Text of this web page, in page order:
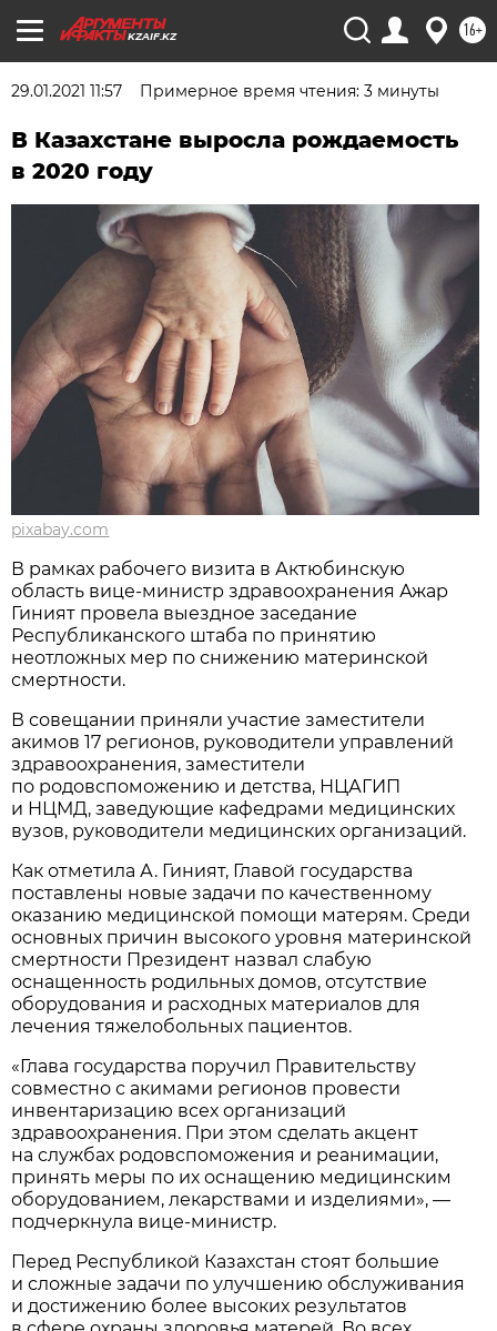
KZAIF.KZ 16+
29.01.2021 11:57 Примерное время чтения: 3 минуты
В Казахстане выросла рождаемость
в 2020 году
pixabay.com
В рамках рабочего визита в Актюбинскую
область вице-министр здравоохранения Ажар
Гиният провела выездное заседание
Республиканского штаба по принятию
неотложных мер по снижению материнской
смертности.
В совещании приняли участие заместители
акимов 17 регионов, руководители управлений
здравоохранения, заместители
по родовспоможению и детства, НЦАГИП
и НЦМД, заведующие кафедрами медицинских
вузов, руководители медицинских организаций.
Как отметила А. Гиният, Главой государства
поставлены новые задачи по качественному
оказанию медицинской помощи матерям. Среди
основных причин высокого уровня материнской
смертности Президент назвал слабую
оснащенность родильных домов, отсутствие
оборудования и расходных материалов для
лечения тяжелобольных пациентов.
«Глава государства поручил Правительству
совместно с акимами регионов провести
инвентаризацию всех организаций
здравоохранения. При этом сделать акцент
на службах родовспоможения и реанимации,
принять меры по их оснащению медицинским
оборудованием, лекарствами и изделиями», —
подчеркнула вице-министр.
Перед Республикой Казахстан стоят большие
и сложные задачи по улучшению обслуживания
и достижению более высоких результатов